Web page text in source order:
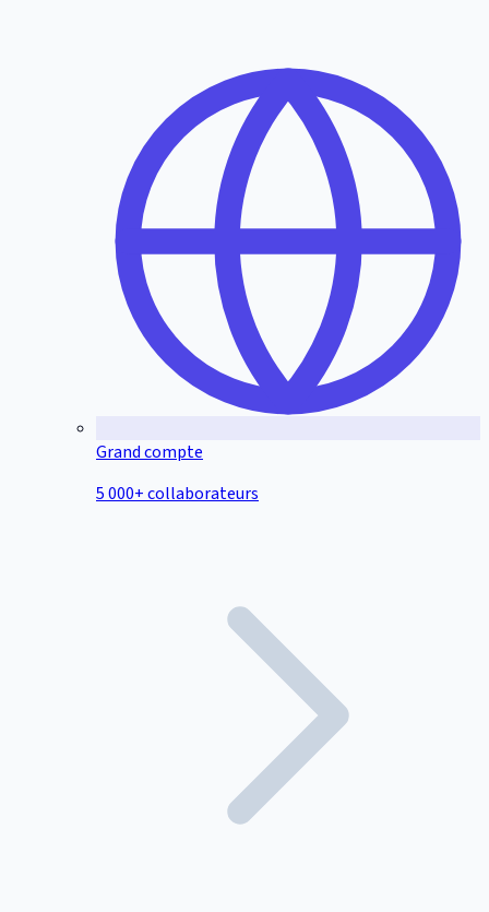
Grand compte
5 000+ collaborateurs